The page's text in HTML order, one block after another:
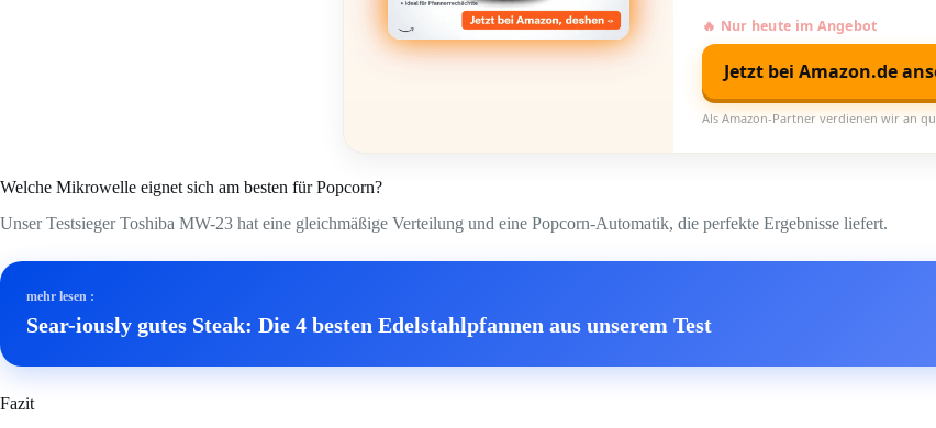
🔥 Nur heute im Angebot
Jetzt bei Amazon.de
Als Amazon-Partner verdienen wir an
Welche Mikrowelle eignet sich am besten für Popcorn?
Unser Testsieger Toshiba MW-23 hat eine gleichmäßige Verteilung und eine Popcorn-Automatik, die perfekte Ergebnisse liefert.
mehr lesen :
Sear-iously gutes Steak: Die 4 besten Edelstahlpfannen aus unserem Test
Fazit